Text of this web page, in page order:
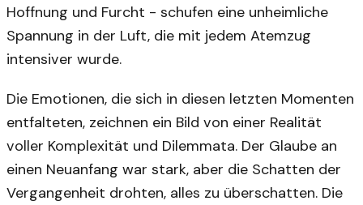
Hoffnung und Furcht - schufen eine unheimliche
Spannung in der Luft, die mit jedem Atemzug
intensiver wurde.
Die Emotionen, die sich in diesen letzten Momenten
entfalteten, zeichnen ein Bild von einer Realität
voller Komplexität und Dilemmata. Der Glaube an
einen Neuanfang war stark, aber die Schatten der
Vergangenheit drohten, alles zu überschatten. Die